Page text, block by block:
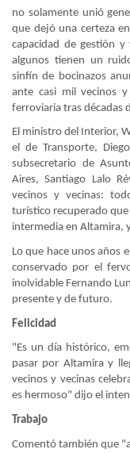
no solamente unió
que dejó una certeza
capacidad de gestión
algunos tienen un
sinfín de bocinazos
ante casi mil vecinos
ferroviaria tras décadas
El ministro del Interior,
el de Transporte,
subsecretario de
Aires, Santiago Lalo
vecinos y vecinas:
turístico recuperado
intermedia en Altamira,
Lo que hace unos años
conservado por el
inolvidable Fernando
presente y de futuro.
Felicidad
"Es un día histórico,
pasar por Altamira y
vecinos y vecinas
es hermoso" dijo el
Trabajo
Comentó también que